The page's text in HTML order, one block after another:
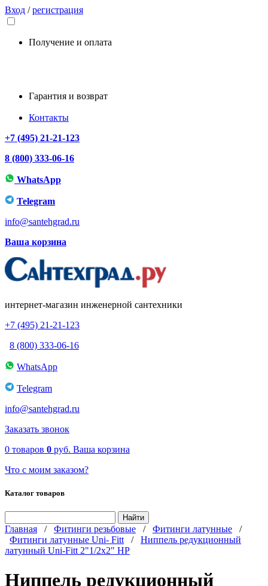
Вход /регистрация
Получение и оплата
Гарантия и возврат
Контакты
+7 (495) 21-21-123
8 (800) 333-06-16
WhatsApp
Telegram
info@santehgrad.ru
Ваша корзина
интернет-магазин инженерной сантехники
+7 (495) 21-21-123
8 (800) 333-06-16
WhatsApp
Telegram
info@santehgrad.ru
Заказать звонок
0 товаров 0 руб. Ваша корзина
Что с моим заказом?
Каталог товаров
Главная / Фитинги резьбовые / Фитинги латунные /
Фитинги латунные Uni- Fitt / Ниппель редукционный
латунный Uni-Fitt 2"1/2x2" НР
Ниппель редукционный